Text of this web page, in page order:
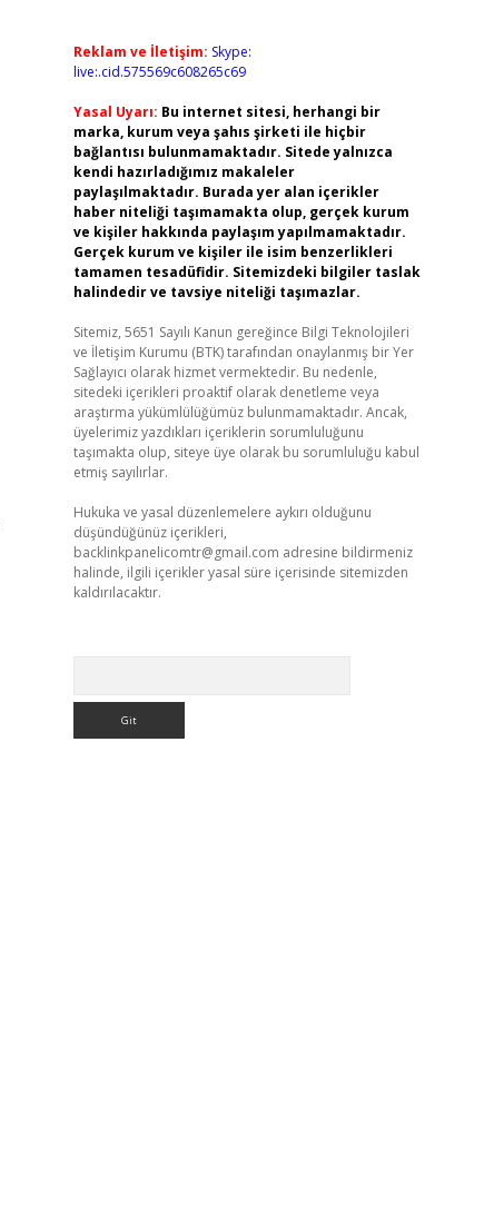
Reklam ve İletişim: Skype:
live:.cid.575569c608265c69
Yasal Uyarı: Bu internet sitesi, herhangi bir
marka, kurum veya şahıs şirketi ile hiçbir
bağlantısı bulunmamaktadır. Sitede yalnızca
kendi hazırladığımız makaleler
paylaşılmaktadır. Burada yer alan içerikler
haber niteliği taşımamakta olup, gerçek kurum
ve kişiler hakkında paylaşım yapılmamaktadır.
Gerçek kurum ve kişiler ile isim benzerlikleri
tamamen tesadüfidir. Sitemizdeki bilgiler taslak
halindedir ve tavsiye niteliği taşımazlar.
Sitemiz, 5651 Sayılı Kanun gereğince Bilgi Teknolojileri
ve İletişim Kurumu (BTK) tarafından onaylanmış bir Yer
Sağlayıcı olarak hizmet vermektedir. Bu nedenle,
sitedeki içerikleri proaktif olarak denetleme veya
araştırma yükümlülüğümüz bulunmamaktadır. Ancak,
üyelerimiz yazdıkları içeriklerin sorumluluğunu
taşımakta olup, siteye üye olarak bu sorumluluğu kabul
etmiş sayılırlar.
Hukuka ve yasal düzenlemelere aykırı olduğunu
düşündüğünüz içerikleri,
backlinkpanelicomtr@gmail.com adresine bildirmeniz
halinde, ilgili içerikler yasal süre içerisinde sitemizden
kaldırılacaktır.